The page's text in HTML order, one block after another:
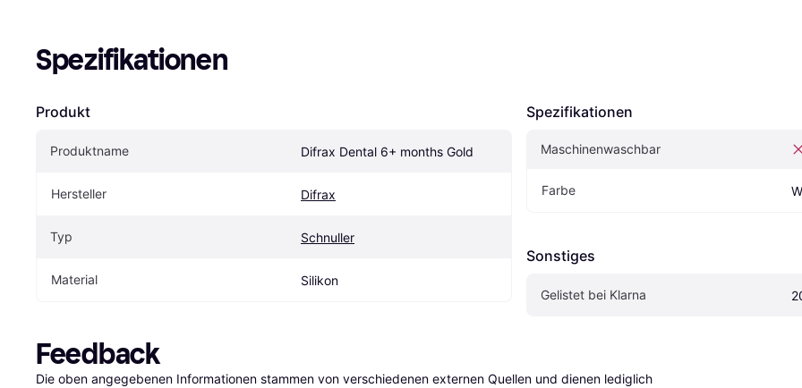
Spezifikationen
Produkt
Produktname Difrax Dental 6+ months Gold
Hersteller Difrax
Typ Schnuller
Material Silikon
Spezifikationen
Maschinenwaschbar
Farbe
Sonstiges
Gelistet bei Klarna
Feedback
Die oben angegebenen Informationen stammen von verschiedenen externen Quellen und dienen lediglich